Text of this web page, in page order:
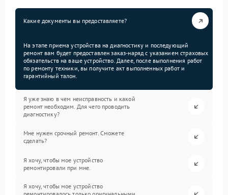
Какие документы вы предоставляете?
На этапе приема устройства на диагностику и последующий
ремонт вам будет предоставлен заказ-наряд с указанием страховых
обязательств на ваше устройство. Далее, после выполнения работ
по ремонту техники, вы получите акт выполненных работ и
гарантийный талон.
Я уже знаю в чем неисправность и какой
ремонт необходим. Для чего проводить
диагностику?
Мне нужен срочный ремонт. Сможете
сделать?
Я хочу, чтобы мое устройство
ремонтировали при мне.
Я хочу, чтобы мое устройство